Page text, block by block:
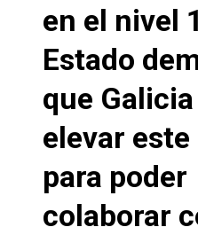
en el nivel
Estado
que
elevar
para poder
colaborar